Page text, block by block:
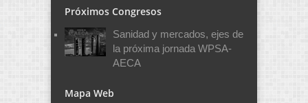
Próximos Congresos
Sanidad y mercados, ejes de
la próxima jornada WPSA-
AECA
Mapa Web